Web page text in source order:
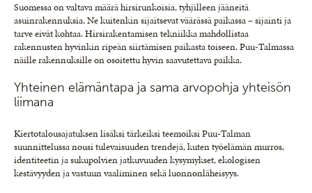
Suomessa on valtava määrä hirsirunkoisia, tyhjilleen jääneitä
asuinrakennuksia. Ne kuitenkin sijaitsevat väärässä paikassa – sijainti ja
tarve eivät kohtaa. Hirsirakentamisen tekniikka mahdollistaa
rakennusten hyvinkin ripeän siirtämisen paikasta toiseen. Puu-Talmassa
näille rakennuksille on osoitettu hyvin saavutettava paikka.
Yhteinen elämäntapa ja sama arvopohja yhteisön
liimana
Kiertotalousajatuksen lisäksi tärkeiksi teemoiksi Puu-Talman
suunnittelussa nousi tulevaisuuden trendejä, kuten työelämän murros,
identiteetin ja sukupolvien jatkuvuuden kysymykset, ekologisen
kestävyyden ja vastuun vaaliminen sekä luonnonläheisyys.